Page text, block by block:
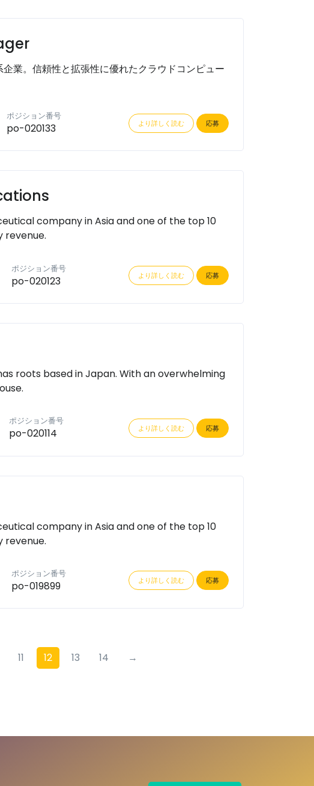
業。信頼性と拡張性に優れたクラウドコンピュー
ポジション番号
po-020133 より詳しく読む 応募
company in Asia and one of the top 10
revenue.
ポジション番号
po-020123 より詳しく読む 応募
roots based in Japan. With an overwhelming
ポジション番号
po-020114 より詳しく読む 応募
company in Asia and one of the top 10
revenue.
ポジション番号
po-019899 より詳しく読む 応募
11 12 13 14 →